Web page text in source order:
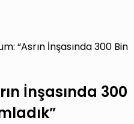
“Asrın İnşasında 300 Bin
İnşasında 300